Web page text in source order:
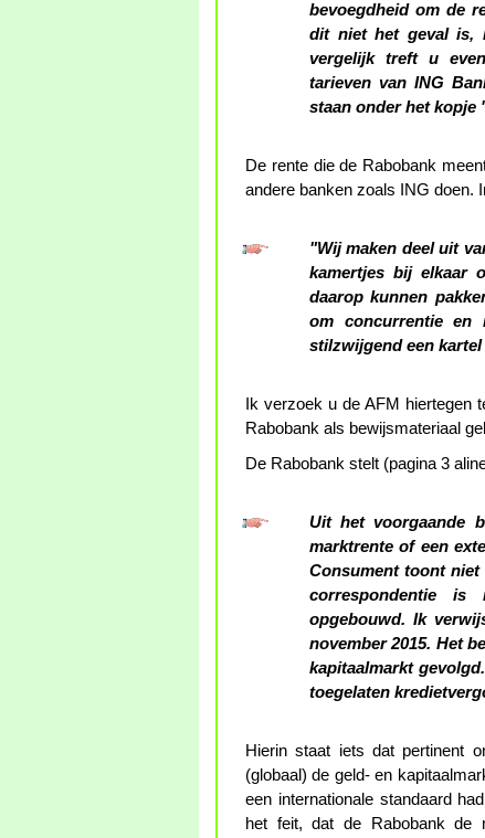
bevoegdheid om de
dit niet het geval is,
vergelijk treft u
tarieven van ING
staan onder het kopje
De rente die de Rabobank
andere banken zoals ING doen.
"Wij maken deel uit
kamertjes bij elkaar
daarop kunnen
om concurrentie en
stilzwijgend een
Ik verzoek u de AFM hiertegen
Rabobank als bewijsmateriaal
De Rabobank stelt (pagina 3
Uit het voorgaande
marktrente of een
Consument toont
correspondentie
opgebouwd. Ik
november 2015. Het
kapitaalmarkt
toegelaten
Hierin staat iets dat pertinent
(globaal) de geld- en
een internationale standaard
het feit, dat de Rabobank de